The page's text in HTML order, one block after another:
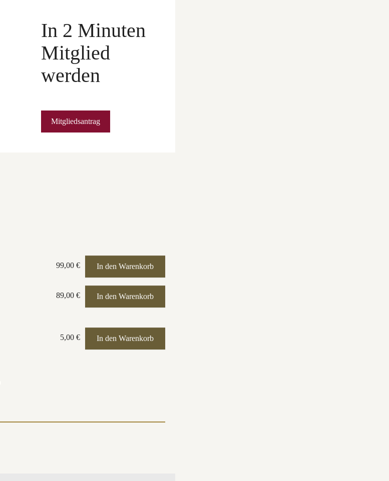
In 2 Minuten
Mitglied
werden
Mitgliedsantrag
99,00 €
89,00 €
5,00 €